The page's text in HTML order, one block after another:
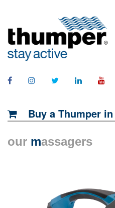
Buy a Thumper
our massagers